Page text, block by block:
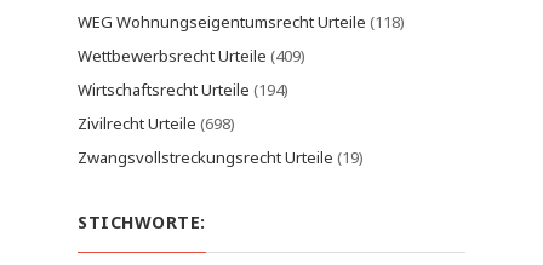
WEG Wohnungseigentumsrecht Urteile (118)
Wettbewerbsrecht Urteile (409)
Wirtschaftsrecht Urteile (194)
Zivilrecht Urteile (698)
Zwangsvollstreckungsrecht Urteile (19)
STICHWORTE: